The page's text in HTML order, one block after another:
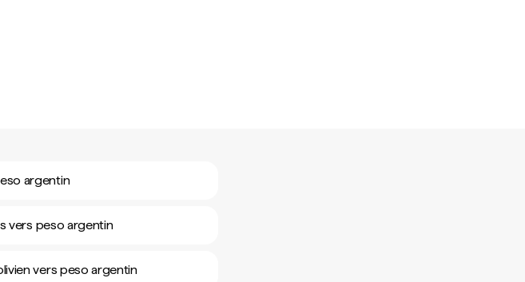
argentin
vers peso argentin
vers peso argentin